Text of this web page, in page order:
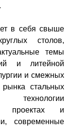
в себя свыше
столов,
темы
и литейной
и смежных
стальных
технологии
проектах и
современные